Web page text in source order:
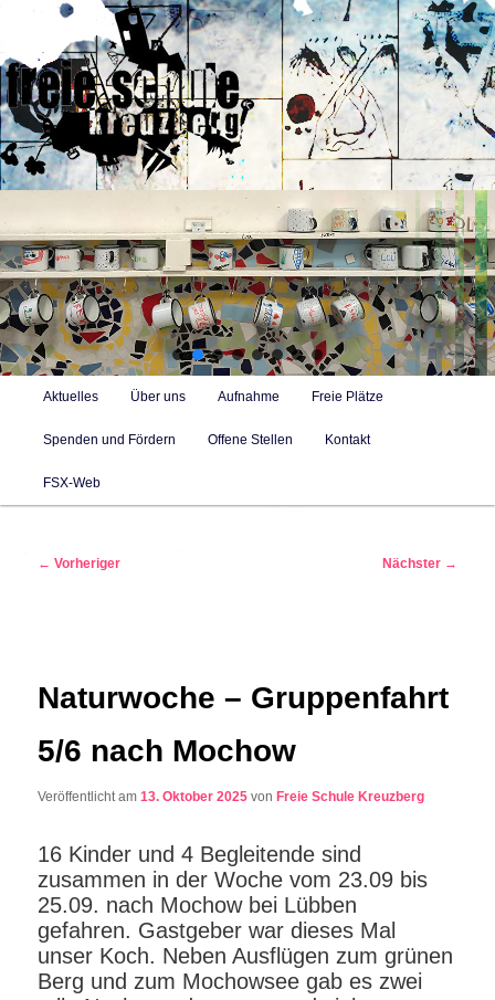
Zum
primären
Inhalt
springen
Freie Alternativschule in Berlin-Kreuzberg mit Konzept des
selbstbestimmten Lernens
Hauptmenü
Aktuelles Über uns Aufnahme Freie Plätze
Spenden und Fördern Offene Stellen Kontakt
FSX-Web
Beitragsnavigation
← Vorheriger Nächster →
Naturwoche – Gruppenfahrt
5/6 nach Mochow
Veröffentlicht am13. Oktober 2025 vonFreie Schule Kreuzberg
16 Kinder und 4 Begleitende sind
zusammen in der Woche vom 23.09 bis
25.09. nach Mochow bei Lübben
gefahren. Gastgeber war dieses Mal
unser Koch. Neben Ausflügen zum grünen
Berg und zum Mochowsee gab es zwei